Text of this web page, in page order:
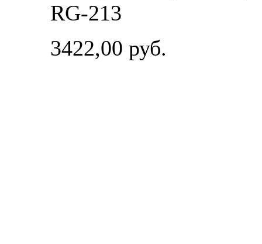
RG-213
3422,00 руб.